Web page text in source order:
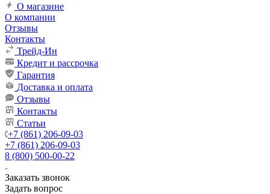
О магазине
О компании
Отзывы
Контакты
Трейд-Ин
Кредит и рассрочка
Гарантия
Доставка и оплата
Отзывы
Контакты
Статьи
+7 (861) 206-09-03
+7 (861) 206-09-03
8 (800) 500-00-22
Заказать звонок
Задать вопрос